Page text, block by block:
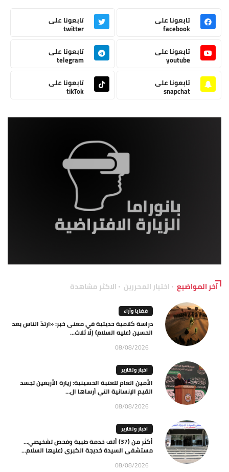
تابعونا على
facebook
تابعونا على
twitter
تابعونا على
youtube
تابعونا على
telegram
تابعونا على
snapchat
تابعونا على
tikTok
آخر المواضيع اختيار المحررين الاكثر مشاهدة
قضايا وآراء
دراسة كلامية حديثية في معنى خبر: «ارتدّ الناس بعد
الحسين (عليه السلام) إلّا ثلاث...
08/08/2026
اخبار وتقارير
الأمين العام للعتبة الحسينية: زيارة الأربعين تجسد
القيم الإنسانية التي أرساها ال...
08/08/2026
اخبار وتقارير
أكثر من (37) ألف خدمة طبية وفحص تشخيصي…
مستشفى السيدة خديجة الكبرى (عليها السلام...
08/08/2026